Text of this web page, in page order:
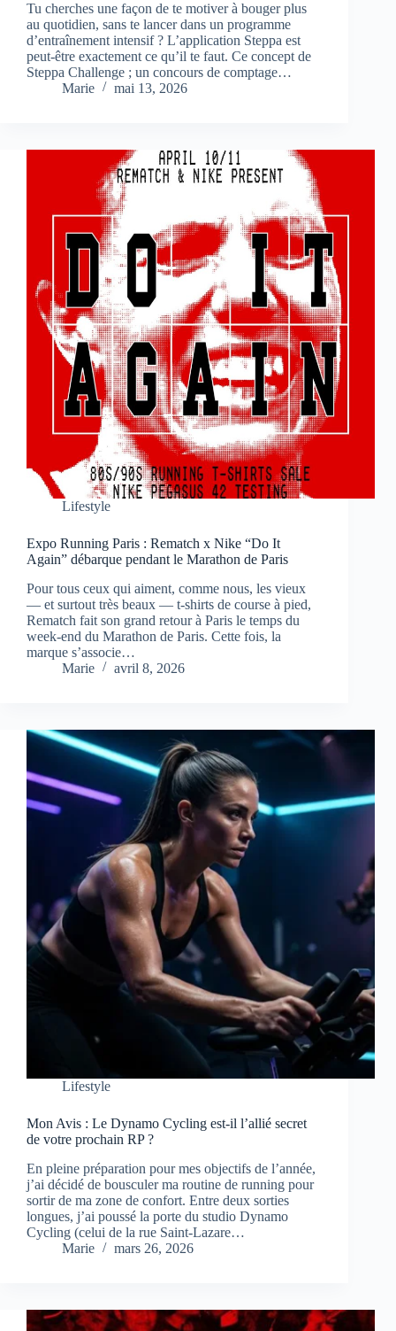
Tu cherches une façon de te motiver à bouger plus
au quotidien, sans te lancer dans un programme
d’entraînement intensif ? L’application Steppa est
peut-être exactement ce qu’il te faut. Ce concept de
Steppa Challenge ; un concours de comptage…
Marie
mai 13, 2026
Lifestyle
Expo Running Paris : Rematch x Nike “Do It
Again” débarque pendant le Marathon de Paris
Pour tous ceux qui aiment, comme nous, les vieux
— et surtout très beaux — t-shirts de course à pied,
Rematch fait son grand retour à Paris le temps du
week-end du Marathon de Paris. Cette fois, la
marque s’associe…
Marie
avril 8, 2026
Lifestyle
Mon Avis : Le Dynamo Cycling est-il l’allié secret
de votre prochain RP ?
En pleine préparation pour mes objectifs de l’année,
j’ai décidé de bousculer ma routine de running pour
sortir de ma zone de confort. Entre deux sorties
longues, j’ai poussé la porte du studio Dynamo
Cycling (celui de la rue Saint-Lazare…
Marie
mars 26, 2026